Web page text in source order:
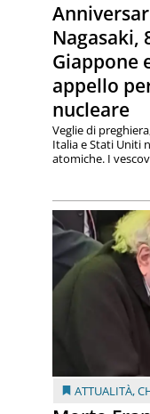
Nagasaki,
Giappone
appello
nucleare
Veglie di
Italia e Stati Uniti
atomiche. I
ATTUALITÀ,